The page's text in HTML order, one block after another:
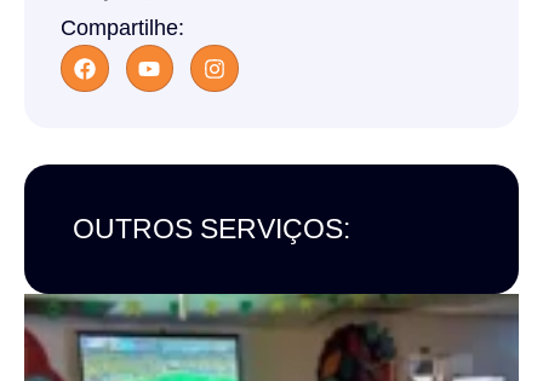
Compartilhe:
OUTROS SERVIÇOS: